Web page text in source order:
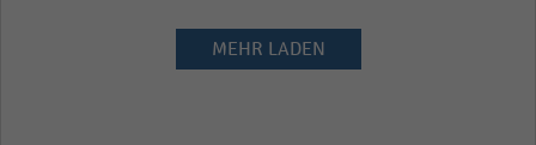
MEHR LADEN